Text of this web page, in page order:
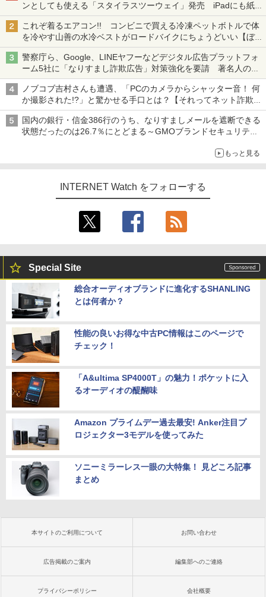
ンとしても使える「スタイラスツーウェイ」発売 iPadにも紙に
も、持ち替えずに書き込める
これぞ着るエアコン!! コンビニで買える冷凍ペットボトルで体
を冷やす山善の水冷ベストがロードバイクにちょうどいい【ぼっ
ち・ざ・ろーど！その14】【空いた時間でなにしてる？】
警察庁ら、Google、LINEヤフーなどデジタル広告プラットフォ
ーム5社に「なりすまし詐欺広告」対策強化を要請 著名人の写
真や映像を使った投資詐欺などへの対策として
ノブコブ吉村さんも遭遇、「PCのカメラからシャッター音！ 何
か撮影された!?」と驚かせる手口とは？【それってネット詐欺で
すよ！】
国内の銀行・信金386行のうち、なりすましメールを遮断できる
状態だったのは26.7％にとどまる～GMOブランドセキュリティ
もっと見る
INTERNET Watch をフォローする
Special Site
総合オーディオブランドに進化するSHANLING
とは何者か？
性能の良いお得な中古PC情報はこのページで
チェック！
「A&ultima SP4000T」の魅力！ポケットに入
るオーディオの醍醐味
Amazon プライムデー過去最安! Anker注目プ
ロジェクター3モデルを使ってみた
ソニーミラーレス一眼の大特集！ 見どころ記事
まとめ
本サイトのご利用について お問い合わせ
広告掲載のご案内 編集部へのご連絡
プライバシーポリシー 会社概要